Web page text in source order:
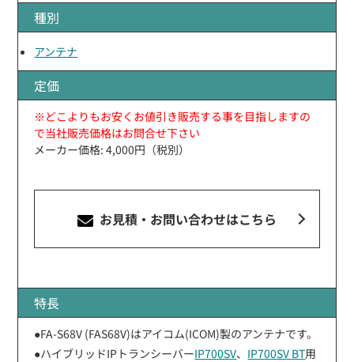
種別
アンテナ
定価
※どこよりもお安くお値引き販売する事を目指しますの
で当社販売価格はお問合せ下さい
メーカー価格: 4,000円（税別）
お見積・お問い合わせはこちら
特長
●FA-S68V (FAS68V)はアイコム(ICOM)製のアンテナです。
●ハイブリッドIPトランシーバーIP700SV、 IP700SV BT用